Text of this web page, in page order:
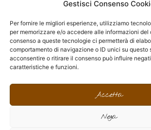
Gestisci Consenso
Per fornire le migliori esperienze, utilizziamo
per memorizzare e/o accedere alle informazioni del
consenso a queste tecnologie ci permetterà di
comportamento di navigazione o ID unici su questo
acconsentire o ritirare il consenso può influire
caratteristiche e funzioni.
Accetta
Nega
F
e
I
n
t
a
P
i
t
F
c